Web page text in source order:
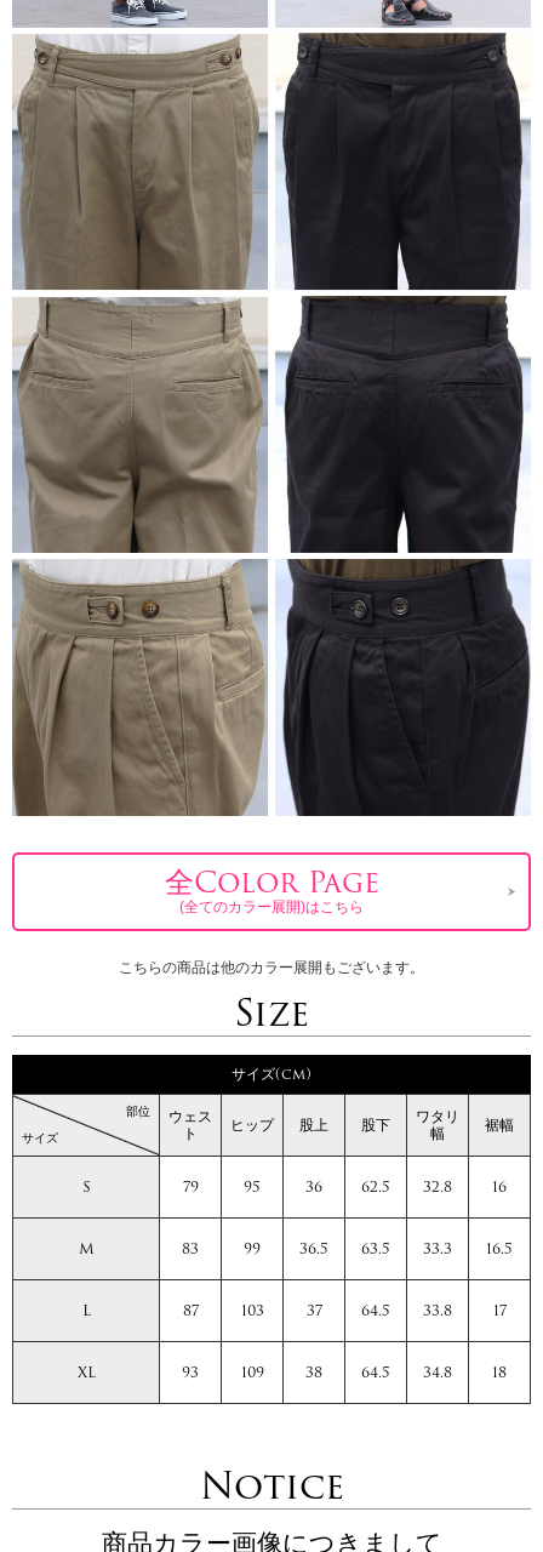
全Color Page
(全てのカラー展開)はこちら
こちらの商品は他のカラー展開もございます。
Size
サイズ(cm)
サイズ
部位 ウェス
ト ヒップ 股上 股下 ワタリ
幅 裾幅
S 79 95 36 62.5 32.8 16
M 83 99 36.5 63.5 33.3 16.5
L 87 103 37 64.5 33.8 17
XL 93 109 38 64.5 34.8 18
Notice
商品カラー画像につきまして